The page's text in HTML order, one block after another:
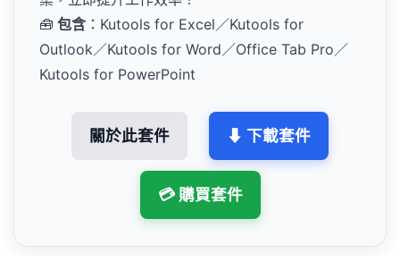
🧰 包含：Kutools for Excel／Kutools for
Outlook／Kutools for Word／Office Tab Pro／
Kutools for PowerPoint
關於此套件 ⬇ 下載套件
💳 購買套件